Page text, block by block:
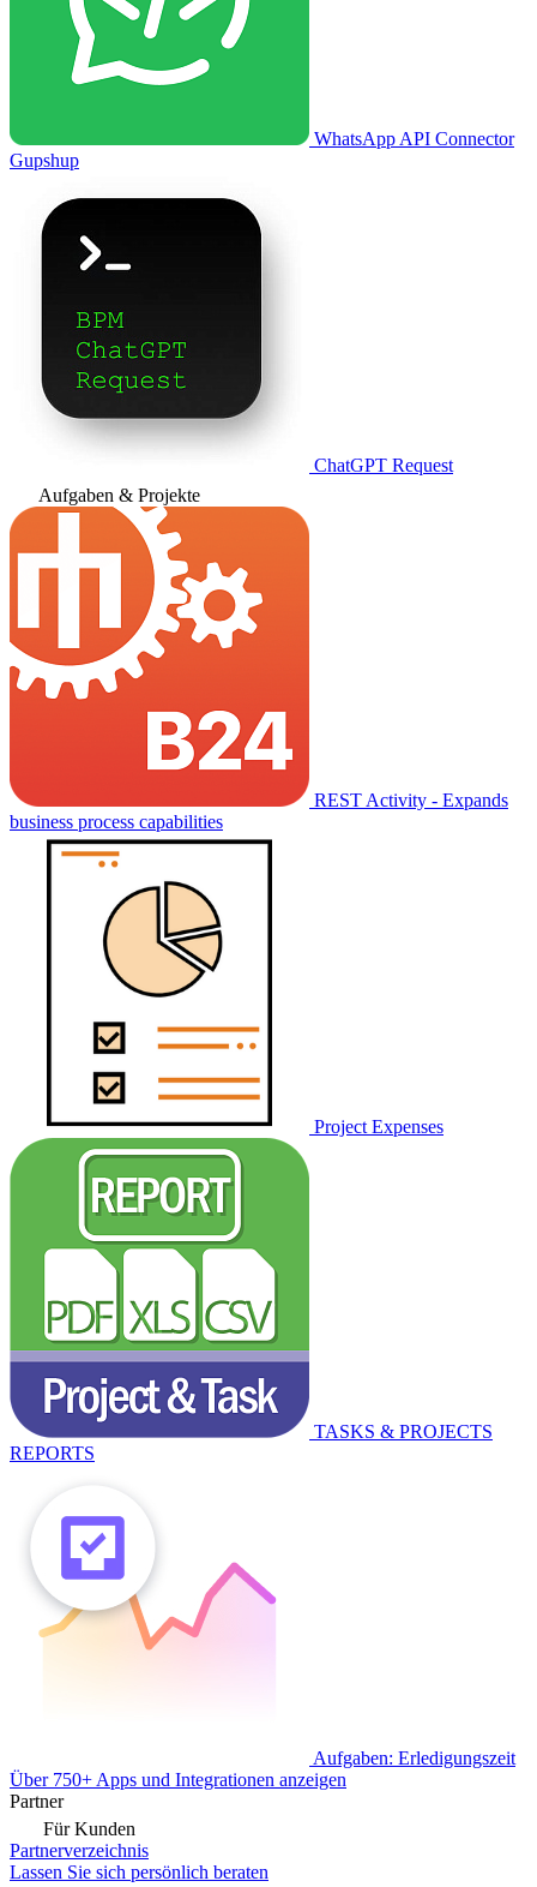
WhatsApp API Connector
Gupshup
ChatGPT Request
Aufgaben & Projekte
REST Activity - Expands
business process capabilities
Project Expenses
TASKS & PROJECTS
REPORTS
Aufgaben: Erledigungszeit
Über 750+ Apps und Integrationen anzeigen
Partner
Für Kunden
Partnerverzeichnis
Lassen Sie sich persönlich beraten